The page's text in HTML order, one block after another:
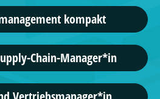
kompakt
Chain-Manager*in